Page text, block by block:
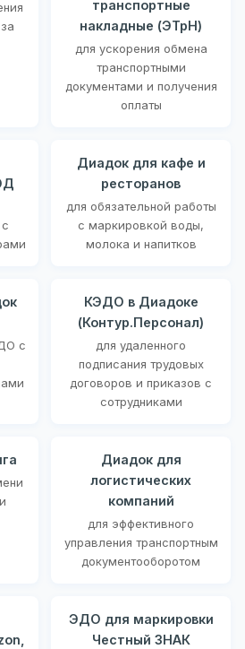
транспортные
накладные (ЭТрН)
для ускорения обмена
транспортными
документами и получения
оплаты
Диадок для кафе и
ресторанов
для обязательной работы
с маркировкой воды,
молока и напитков
с
КЭДО в Диадоке
(Контур.Персонал)
для удаленного
подписания трудовых
договоров и приказов с
сотрудниками
Диадок для
логистических
компаний
для эффективного
управления транспортным
документооборотом
ЭДО для маркировки
Честный ЗНАК